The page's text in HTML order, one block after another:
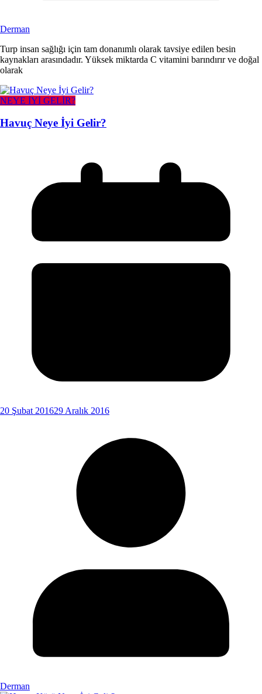
Derman
Turp insan sağlığı için tam donanımlı olarak tavsiye edilen besin
kaynakları arasındadır. Yüksek miktarda C vitamini barındırır ve doğal
olarak
NEYE İYİ GELİR?
Havuç Neye İyi Gelir?
20 Şubat 201629 Aralık 2016
Derman